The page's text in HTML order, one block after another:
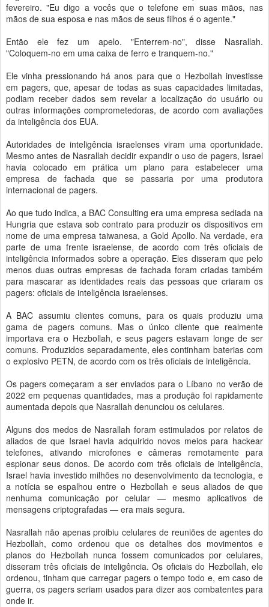
fevereiro. "Eu digo a vocês que o telefone em suas mãos, nas
mãos de sua esposa e nas mãos de seus filhos é o agente."
Então ele fez um apelo. "Enterrem-no", disse Nasrallah.
"Coloquem-no em uma caixa de ferro e tranquem-no."
Ele vinha pressionando há anos para que o Hezbollah investisse
em pagers, que, apesar de todas as suas capacidades limitadas,
podiam receber dados sem revelar a localização do usuário ou
outras informações comprometedoras, de acordo com avaliações
da inteligência dos EUA.
Autoridades de inteligência israelenses viram uma oportunidade.
Mesmo antes de Nasrallah decidir expandir o uso de pagers, Israel
havia colocado em prática um plano para estabelecer uma
empresa de fachada que se passaria por uma produtora
internacional de pagers.
Ao que tudo indica, a BAC Consulting era uma empresa sediada na
Hungria que estava sob contrato para produzir os dispositivos em
nome de uma empresa taiwanesa, a Gold Apollo. Na verdade, era
parte de uma frente israelense, de acordo com três oficiais de
inteligência informados sobre a operação. Eles disseram que pelo
menos duas outras empresas de fachada foram criadas também
para mascarar as identidades reais das pessoas que criaram os
pagers: oficiais de inteligência israelenses.
A BAC assumiu clientes comuns, para os quais produziu uma
gama de pagers comuns. Mas o único cliente que realmente
importava era o Hezbollah, e seus pagers estavam longe de ser
comuns. Produzidos separadamente, eles continham baterias com
o explosivo PETN, de acordo com os três oficiais de inteligência.
Os pagers começaram a ser enviados para o Líbano no verão de
2022 em pequenas quantidades, mas a produção foi rapidamente
aumentada depois que Nasrallah denunciou os celulares.
Alguns dos medos de Nasrallah foram estimulados por relatos de
aliados de que Israel havia adquirido novos meios para hackear
telefones, ativando microfones e câmeras remotamente para
espionar seus donos. De acordo com três oficiais de inteligência,
Israel havia investido milhões no desenvolvimento da tecnologia, e
a notícia se espalhou entre o Hezbollah e seus aliados de que
nenhuma comunicação por celular — mesmo aplicativos de
mensagens criptografadas — era mais segura.
Nasrallah não apenas proibiu celulares de reuniões de agentes do
Hezbollah, como ordenou que os detalhes dos movimentos e
planos do Hezbollah nunca fossem comunicados por celulares,
disseram três oficiais de inteligência. Os oficiais do Hezbollah, ele
ordenou, tinham que carregar pagers o tempo todo e, em caso de
guerra, os pagers seriam usados para dizer aos combatentes para
onde ir.